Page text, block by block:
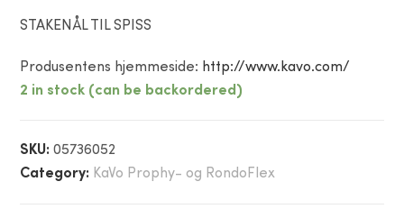
STAKENÅL TIL SPISS
Produsentens hjemmeside: http://www.kavo.com/
2 in stock (can be backordered)
SKU:05736052
Category: KaVo Prophy- og RondoFlex